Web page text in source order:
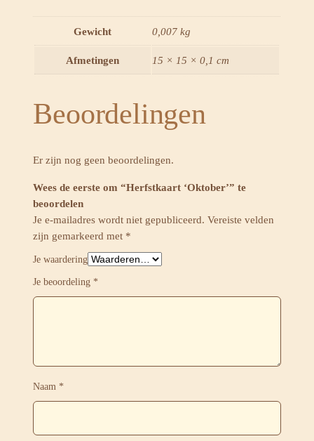
Gewicht 0,007 kg
Afmetingen 15 × 15 × 0,1 cm
Beoordelingen
Er zijn nog geen beoordelingen.
Wees de eerste om “Herfstkaart ‘Oktober’” te
beoordelen
Je e-mailadres wordt niet gepubliceerd. Vereiste velden
zijn gemarkeerd met *
Je waardering
Je beoordeling *
Naam *